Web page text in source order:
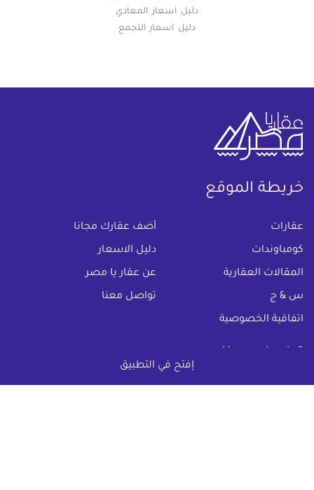
إفتح في التطبيق
دليل اسعار المعادي
دليل اسعار التجمع
خريطة الموقع
عقارات أضف عقارك مجانا
كومباوندات دليل الاسعار
المقالات العقارية عن عقار يا مصر
س & ج تواصل معنا
اتفاقية الخصوصية